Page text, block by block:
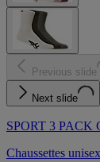
Previous slide
Next slide
SPORT 3 PACK
Chaussettes